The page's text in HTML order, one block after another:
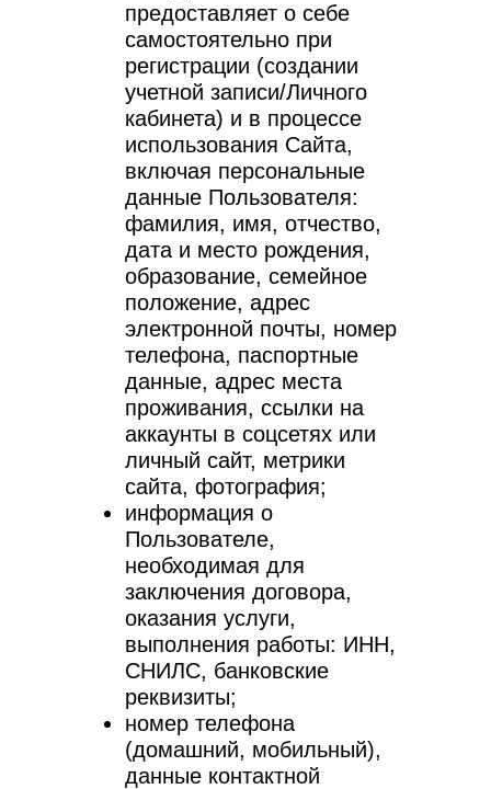
предоставляет о себе
самостоятельно при
регистрации (создании
учетной записи/Личного
кабинета) и в процессе
использования Сайта,
включая персональные
данные Пользователя:
фамилия, имя, отчество,
дата и место рождения,
образование, семейное
положение, адрес
электронной почты, номер
телефона, паспортные
данные, адрес места
проживания, ссылки на
аккаунты в соцсетях или
личный сайт, метрики
сайта, фотография;
информация о
Пользователе,
необходимая для
заключения договора,
оказания услуги,
выполнения работы: ИНН,
СНИЛС, банковские
реквизиты;
номер телефона
(домашний, мобильный),
данные контактной